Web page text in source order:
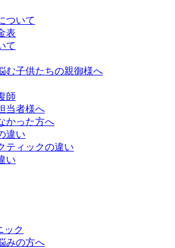
ついて
表
て
む子供たちの親御様へ
師
当者様へ
かった方へ
違い
ティックの違い
い
ック
みの方へ